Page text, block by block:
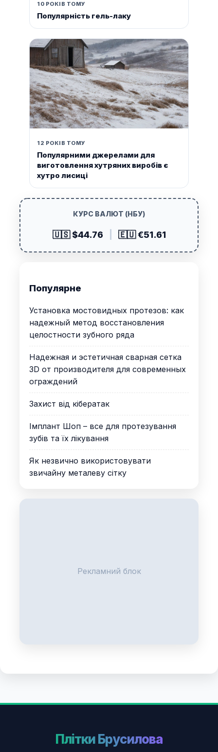
10 РОКІВ ТОМУ
Популярність гель-лаку
12 РОКІВ ТОМУ
Популярними джерелами для
виготовлення хутряних виробів є
хутро лисиці
КУРС ВАЛЮТ (НБУ)
🇺🇸 $44.76 🇪🇺 €51.61
Популярне
Установка мостовидных протезов: как
надежный метод восстановления
целостности зубного ряда
Надежная и эстетичная сварная сетка
3D от производителя для современных
ограждений
Захист від кібератак
Імплант Шоп – все для протезування
зубів та їх лікування
Як незвично використовувати
звичайну металеву сітку
Рекламний блок
Плітки Брусилова